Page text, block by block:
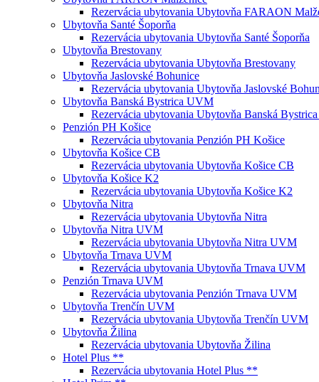
Rezervácia ubytovania Ubytovňa FARAON
Ubytovňa Santé Šoporňa
Rezervácia ubytovania Ubytovňa Santé Šoporňa
Ubytovňa Brestovany
Rezervácia ubytovania Ubytovňa Brestovany
Ubytovňa Jaslovské Bohunice
Rezervácia ubytovania Ubytovňa Jaslovské
Ubytovňa Banská Bystrica UVM
Rezervácia ubytovania Ubytovňa Banská
Penzión PH Košice
Rezervácia ubytovania Penzión PH Košice
Ubytovňa Košice CB
Rezervácia ubytovania Ubytovňa Košice CB
Ubytovňa Košice K2
Rezervácia ubytovania Ubytovňa Košice K2
Ubytovňa Nitra
Rezervácia ubytovania Ubytovňa Nitra
Ubytovňa Nitra UVM
Rezervácia ubytovania Ubytovňa Nitra UVM
Ubytovňa Trnava UVM
Rezervácia ubytovania Ubytovňa Trnava UVM
Penzión Trnava UVM
Rezervácia ubytovania Penzión Trnava UVM
Ubytovňa Trenčín UVM
Rezervácia ubytovania Ubytovňa Trenčín UVM
Ubytovňa Žilina
Rezervácia ubytovania Ubytovňa Žilina
Hotel Plus **
Rezervácia ubytovania Hotel Plus **